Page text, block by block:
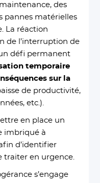
des
pannes matérielles
La réaction
de l’interruption de
défi permanent
temporaire
sur la
de productivité,
etc.).
en place un
imbriqué à
d’identifier
traiter en urgence.
s’engage